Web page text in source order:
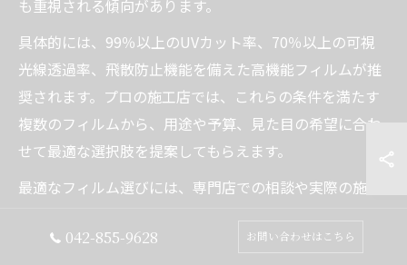
も重視される傾向があります。
具体的には、99％以上のUVカット率、70％以上の可視
光線透過率、飛散防止機能を備えた高機能フィルムが推
奨されます。プロの施工店では、これらの条件を満たす
複数のフィルムから、用途や予算、見た目の希望に合わ
せて最適な選択肢を提案してもらえます。
最適なフィルム選びには、専門店での相談や実際の施工
工」や「カーフィルム専門店 神奈川」で検索し、信頼で
042-855-9628 お問い合わせはこちら